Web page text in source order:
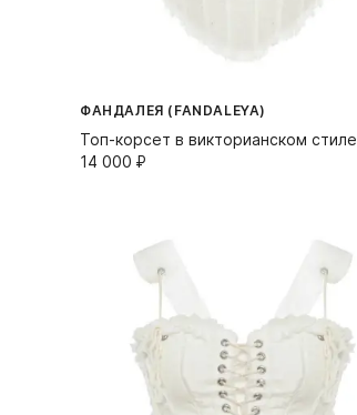
ФАНДАЛЕЯ (FANDALEYA)
Топ-корсет в викторианском стиле
14 000⁠ ⁠₽